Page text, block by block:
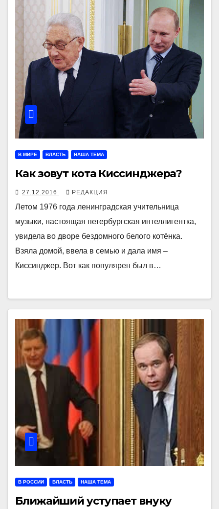
В МИРЕ ВЛАСТЬ НАША ТЕМА
Как зовут кота Киссинджера?
27.12.2016 РЕДАКЦИЯ
Летом 1976 года ленинградская учительница
музыки, настоящая петербургская интеллигентка,
увидела во дворе бездомного белого котёнка.
Взяла домой, ввела в семью и дала имя –
Киссинджер. Вот как популярен был в…
В РОССИИ ВЛАСТЬ НАША ТЕМА
Ближайший уступает внуку